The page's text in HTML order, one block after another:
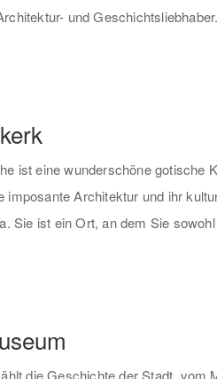
und Geschichtsliebhaber.
ist eine wunderschöne gotische
imposante Architektur und ihr
Sie ist ein Ort, an dem Sie
die Geschichte der Stadt, vom